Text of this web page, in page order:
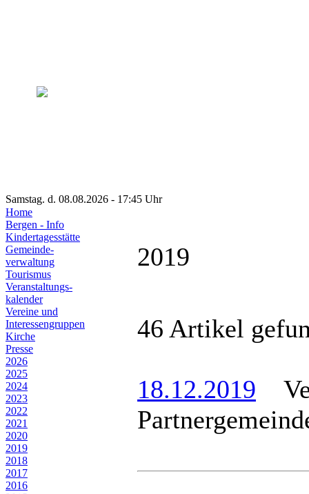
Samstag. d. 08.08.2026 - 17:45 Uhr
Home
Bergen - Info
Kindertagesstätte
Gemeinde-
verwaltung
Tourismus
Veranstaltungs-
kalender
Vereine und
Interessen­gruppen
Kirche
Presse
2026
2025
2024
2023
2022
2021
2020
2019
2018
2017
2016
2019
46 Artikel
18.12.2019